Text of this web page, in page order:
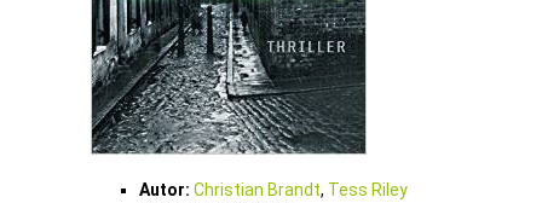
Autor: Christian Brandt, Tess Riley